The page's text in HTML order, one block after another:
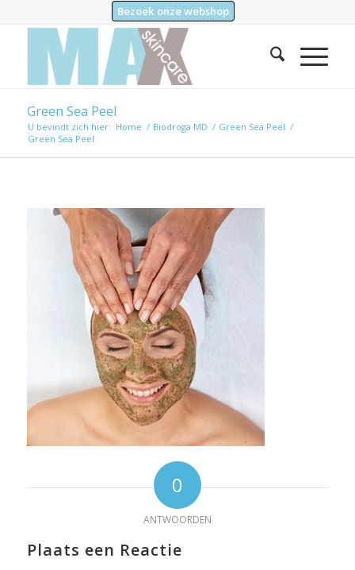
Bezoek onze webshop
Green Sea Peel
U bevindt zich hier: Home / Biodroga MD / Green Sea Peel /
Green Sea Peel
0
ANTWOORDEN
Plaats een Reactie